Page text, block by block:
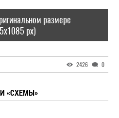
размере
px)
2426 0
«СХЕМЫ»